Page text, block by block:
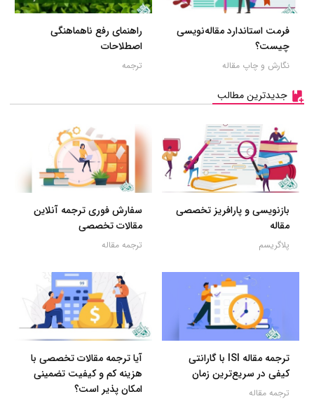
فرمت استاندارد مقاله‌نویسی
چیست؟
نگارش و چاپ مقاله
راهنمای رفع ناهماهنگی
اصطلاحات
ترجمه
جدیدترین مطالب
بازنویسی و پارافریز تخصصی
مقاله
پلاگریسم
سفارش فوری ترجمه آنلاین
مقالات تخصصی
ترجمه مقاله
ترجمه مقاله ISI با گارانتی
کیفی در سریع‌ترین زمان
ترجمه مقاله
آیا ترجمه مقالات تخصصی با
هزینه کم و کیفیت تضمینی
امکان پذیر است؟